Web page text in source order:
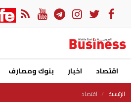
اقتصاد اخبار بنوك ومصارف
الرئيسية اقتصاد